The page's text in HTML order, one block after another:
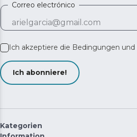
Correo electrónico
Ich akzeptiere die Bedingungen
Ich abonniere!
Kategorien